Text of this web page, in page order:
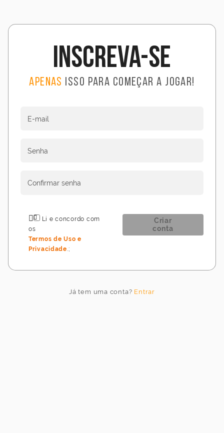
Idioma
Inscreva-se
Apenas isso para começar a jogar!
E-mail
Senha
Confirmar senha
Li e concordo com
os
Termos de Uso e
Privacidade.;
Criar
conta
Já tem uma conta? Entrar